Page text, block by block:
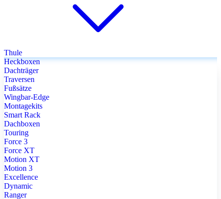
Thule
Heckboxen
Dachträger
Traversen
Fußsätze
Wingbar-Edge
Montagekits
Smart Rack
Dachboxen
Touring
Force 3
Force XT
Motion XT
Motion 3
Excellence
Dynamic
Ranger